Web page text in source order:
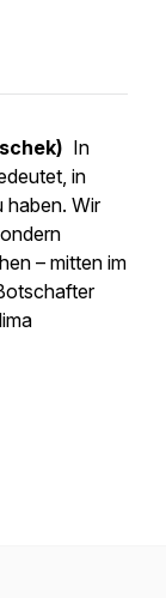
In
in
haben. Wir
– mitten im